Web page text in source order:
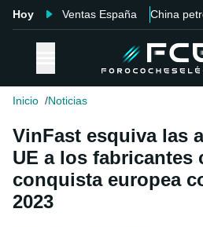
Hoy Ventas España China
Inicio Noticias
VinFast esquiva las
UE a los fabricantes
conquista europea
2023